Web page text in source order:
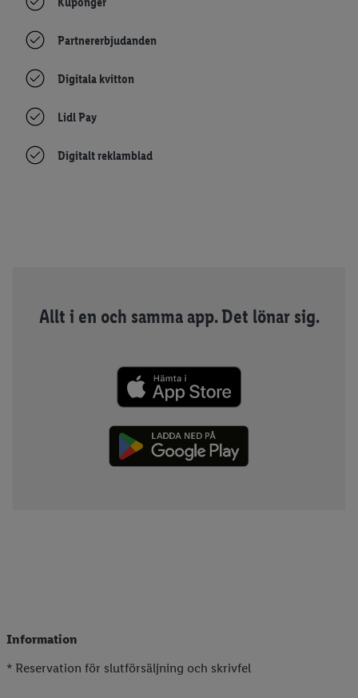
Partnererbjudanden
Digitala kvitton
Lidl Pay
Digitalt reklamblad
Allt i en och samma app. Det lönar sig.
Information
* Reservation för slutförsäljning och skrivfel